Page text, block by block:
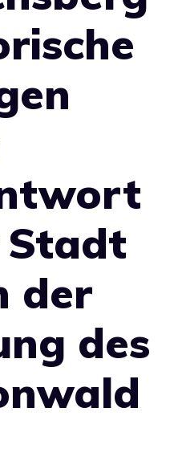
Stadt
der
des